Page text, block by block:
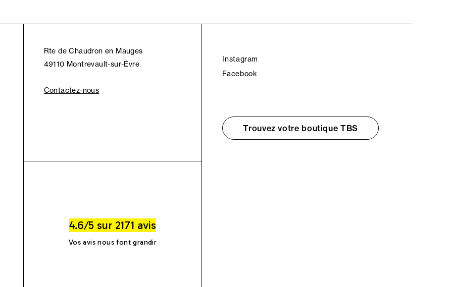
Rte de Chaudron en Mauges
49110 Montrevault-sur-Èvre
Contactez-nous
4.6/5 sur 2171 avis
Vos avis nous font grandir
Instagram
Facebook
Trouvez votre boutique TBS